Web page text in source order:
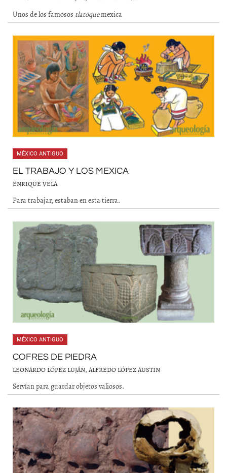
Unos de los famosos tlatoquemexica
MÉXICO ANTIGUO
EL TRABAJO Y LOS MEXICA
ENRIQUE VELA
Para trabajar, estaban en esta tierra.
MÉXICO ANTIGUO
COFRES DE PIEDRA
LEONARDO LÓPEZ LUJÁN, ALFREDO LÓPEZ AUSTIN
Servían para guardar objetos valiosos.